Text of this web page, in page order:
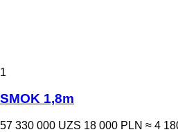
1
SMOK 1,8m
57 330 000 UZS 18 000 PLN ≈ 4